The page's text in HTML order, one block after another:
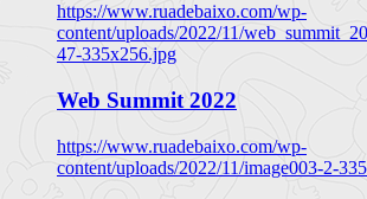
https://www.ruadebaixo.com/wp-
content/uploads/2022/11/
47-335x256.jpg
Web Summit 2022
https://www.ruadebaixo.com/wp-
content/uploads/2022/11/image003-2-